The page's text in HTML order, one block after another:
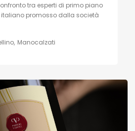
tra esperti di primo piano
promosso dalla società
Manocalzati